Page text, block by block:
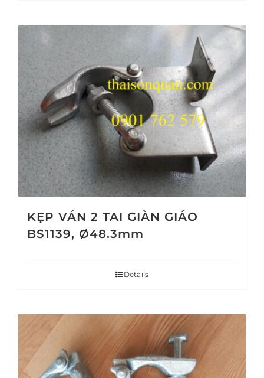
KẸP VÁN 2 TAI GIÀN GIÁO
BS1139, Ø48.3mm
Details